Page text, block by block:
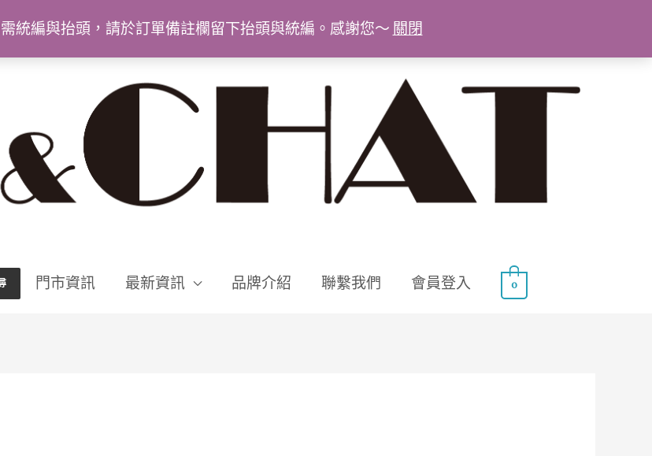
統編與抬頭，請於訂單備註欄留下抬頭與統編。感謝您～ 關閉
門市資訊 最新資訊 品牌介紹 聯繫我們 會員登入 0